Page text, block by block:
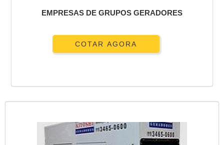
EMPRESAS DE GRUPOS GERADORES
COTAR AGORA